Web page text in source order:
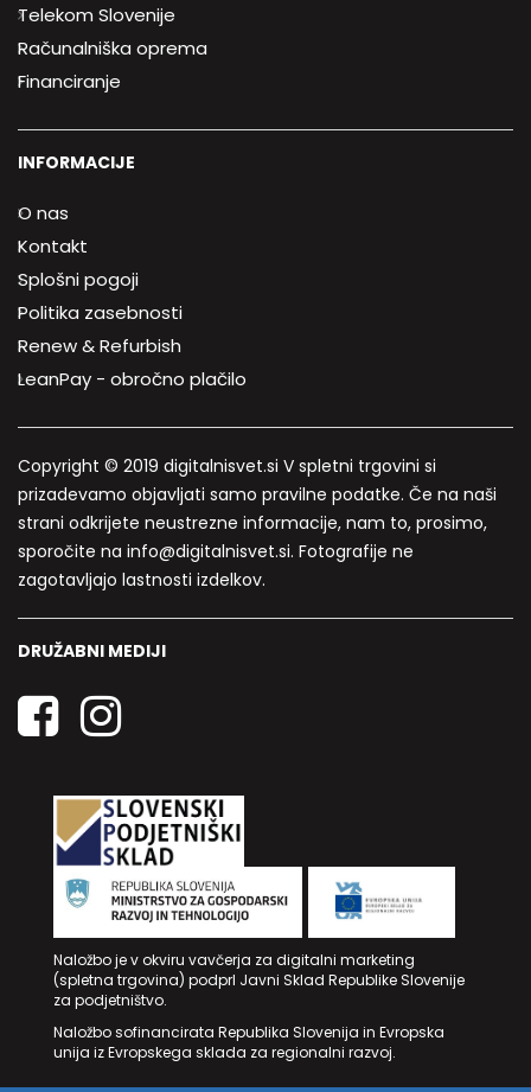
Telekom Slovenije
Računalniška oprema
Financiranje
INFORMACIJE
O nas
Kontakt
Splošni pogoji
Politika zasebnosti
Renew & Refurbish
LeanPay - obročno plačilo
Copyright © 2019 digitalnisvet.si V spletni trgovini si
prizadevamo objavljati samo pravilne podatke. Če na naši
strani odkrijete neustrezne informacije, nam to, prosimo,
sporočite na info@digitalnisvet.si. Fotografije ne
zagotavljajo lastnosti izdelkov.
DRUŽABNI MEDIJI
Naložbo je v okviru vavčerja za digitalni marketing
(spletna trgovina) podprl Javni Sklad Republike Slovenije
za podjetništvo.
Naložbo sofinancirata Republika Slovenija in Evropska
unija iz Evropskega sklada za regionalni razvoj.